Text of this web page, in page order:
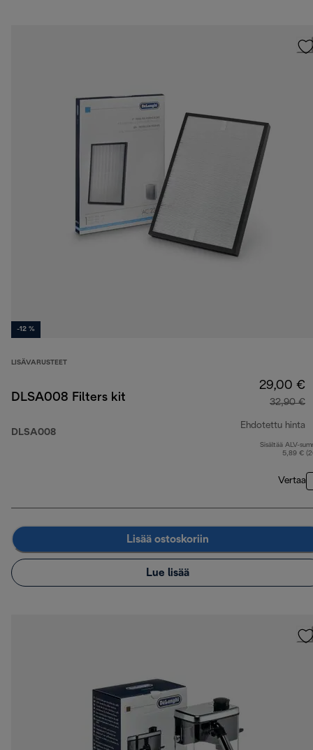
-12 %
LISÄVARUSTEET
DLSA008 Filters kit
DLSA008
29,00 €
32,90 €
Ehdotettu hinta
Sisältää ALV-
5,89 €
Vertaa
Lisää ostoskoriin
Lue lisää